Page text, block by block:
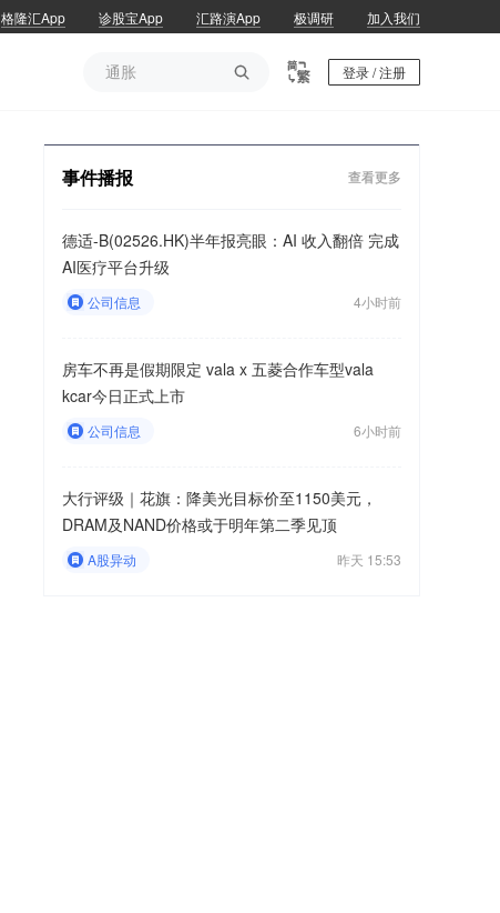
格隆汇App 诊股宝App 汇路演App 极调研 加入我们

通胀
登录 / 注册
事件播报 查看更多
德适-B(02526.HK)半年报亮眼：AI 收入翻倍 完成
AI医疗平台升级
公司信息 4小时前
房车不再是假期限定 vala x 五菱合作车型vala
kcar今日正式上市
公司信息 6小时前
大行评级｜花旗：降美光目标价至1150美元，
DRAM及NAND价格或于明年第二季见顶
A股异动 昨天 15:53